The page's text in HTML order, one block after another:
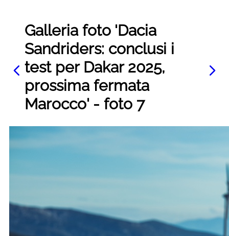
Galleria foto 'Dacia
Sandriders: conclusi i
test per Dakar 2025,
prossima fermata
Marocco' - foto 7